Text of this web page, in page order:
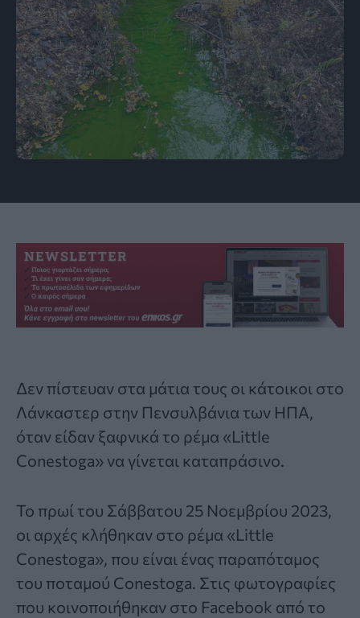
Δεν πίστευαν στα μάτια τους οι κάτοικοι στο
Λάνκαστερ στην Πενσυλβάνια των ΗΠΑ,
όταν είδαν ξαφνικά το ρέμα «Little
Conestoga» να γίνεται καταπράσινο.
Το πρωί του Σάββατου 25 Νοεμβρίου 2023,
οι αρχές κλήθηκαν στο ρέμα «Little
Conestoga», που είναι ένας παραπόταμος
του ποταμού Conestoga. Στις φωτογραφίες
που κοινοποιήθηκαν στο Facebook από το